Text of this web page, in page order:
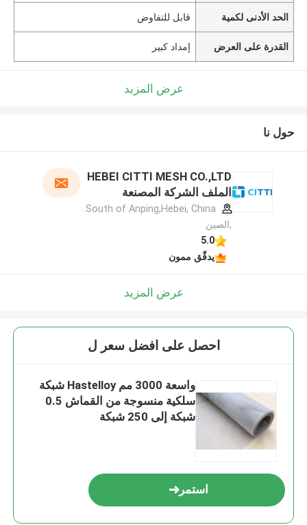
الحد الأدنى لكمية قابل للتفاوض
القدرة على العرض إمداد كبير
عرض المزيد
حول نا
HEBEI CITTI MESH CO.,LTD
الملف الشركة المصنعة
,الصين
5.0
يدقّق ممون
عرض المزيد
احصل على افضل سعر ل
واسعة 3000 مم Hastelloy شبكة
سلكية منسوجة من القماش 0.5
شبكة إلى 250 شبكة
استمر